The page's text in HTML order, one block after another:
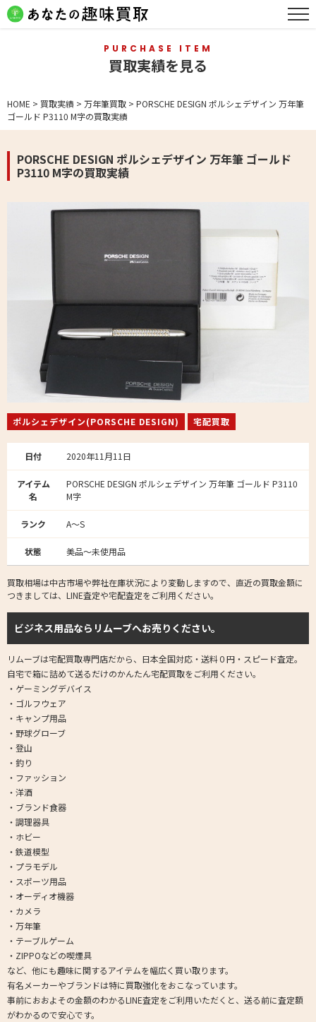
PURCHASE ITEM
買取実績を見る
HOME > 買取実績 > 万年筆買取 > PORSCHE DESIGN ポルシェデザイン 万年筆
ゴールド P3110 M字の買取実績
PORSCHE DESIGN ポルシェデザイン 万年筆 ゴールド
P3110 M字の買取実績
ポルシェデザイン(PORSCHE DESIGN) 宅配買取
日付 2020年11月11日
アイテム
名
PORSCHE DESIGN ポルシェデザイン 万年筆 ゴールド P3110
M字
ランク A～S
状態 美品～未使用品
買取相場は中古市場や弊社在庫状況により変動しますので、直近の買取金額に
つきましては、LINE査定や宅配査定をご利用ください。
ビジネス用品ならリムーブへお売りください。
リムーブは宅配買取専門店だから、日本全国対応・送料０円・スピード査定。
自宅で箱に詰めて送るだけのかんたん宅配買取をご利用ください。
・ゲーミングデバイス
・ゴルフウェア
・キャンプ用品
・野球グローブ
・登山
・釣り
・ファッション
・洋酒
・ブランド食器
・調理器具
・ホビー
・鉄道模型
・プラモデル
・スポーツ用品
・オーディオ機器
・カメラ
・万年筆
・テーブルゲーム
・ZIPPOなどの喫煙具
など、他にも趣味に関するアイテムを幅広く買い取ります。
有名メーカーやブランドは特に買取強化をおこなっています。
事前におおよその金額のわかるLINE査定をご利用いただくと、送る前に査定額
がわかるので安心です。